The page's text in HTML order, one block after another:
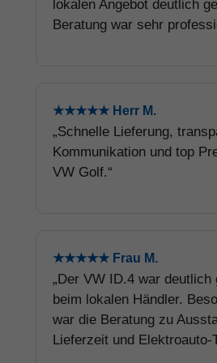
lokalen Angebot deutlich
Beratung war sehr
★★★★★ Herr M.
„Schnelle Lieferung,
Kommunikation und top
VW Golf.“
★★★★★ Frau M.
„Der VW ID.4 war deutlich
beim lokalen Händler.
war die Beratung zu
Lieferzeit und Elektroauto-